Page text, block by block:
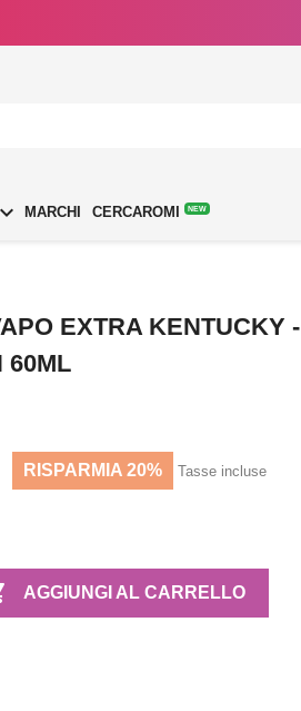
 MARCHI CERCAROMI NEW
EXTRA KENTUCKY
60ML
RISPARMIA 20% Tasse incluse
AGGIUNGI AL CARRELLO